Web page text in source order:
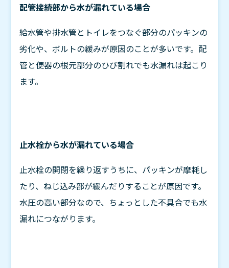
配管接続部から水が漏れている場合
給水管や排水管とトイレをつなぐ部分のパッキンの
劣化や、ボルトの緩みが原因のことが多いです。配
管と便器の根元部分のひび割れでも水漏れは起こり
ます。
止水栓から水が漏れている場合
止水栓の開閉を繰り返すうちに、パッキンが摩耗し
たり、ねじ込み部が緩んだりすることが原因です。
水圧の高い部分なので、ちょっとした不具合でも水
漏れにつながります。